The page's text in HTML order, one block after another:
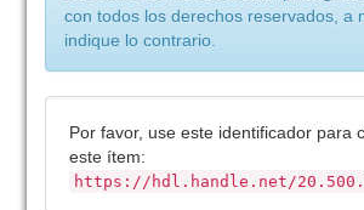
con todos los derechos reservados, a
indique lo contrario.
Por favor, use este identificador para
este ítem:
https://hdl.handle.net/